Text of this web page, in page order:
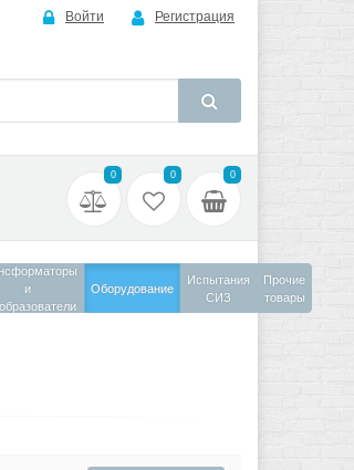
Войти Регистрация
0 0 0
и
Оборудование
Испытания
СИЗ
Прочие
товары